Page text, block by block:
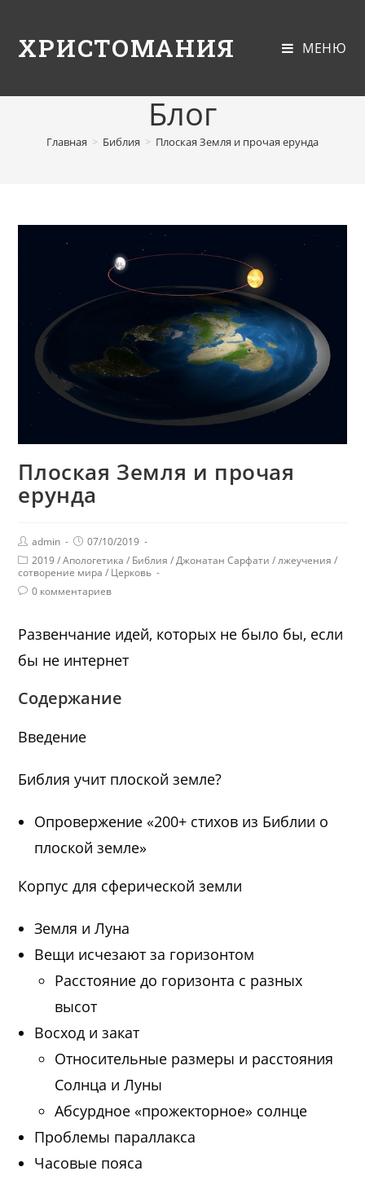
ХРИСТОМАНИЯ МЕНЮ
Блог
Главная > Библия > Плоская Земля и прочая ерунда
Плоская Земля и прочая
ерунда
admin
07/10/2019
2019 / Апологетика / Библия / Джонатан Сарфати / лжеучения /
сотворение мира / Церковь
0 комментариев
Развенчание идей, которых не было бы, если
бы не интернет
Содержание
Введение
Библия учит плоской земле?
Опровержение «200+ стихов из Библии о
плоской земле»
Корпус для сферической земли
Земля и Луна
Вещи исчезают за горизонтом
Расстояние до горизонта с разных
высот
Восход и закат
Относительные размеры и расстояния
Солнца и Луны
Абсурдное «прожекторное» солнце
Проблемы параллакса
Часовые пояса